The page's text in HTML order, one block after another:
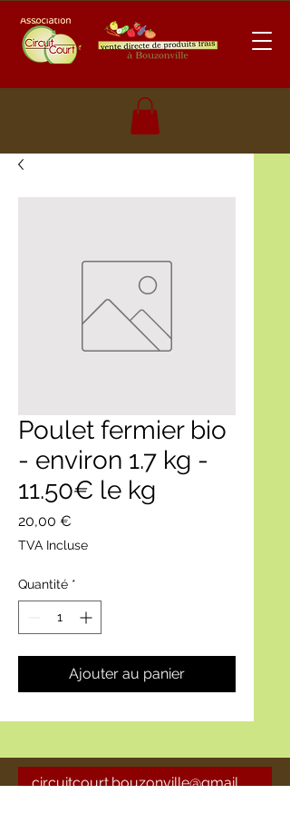
Poulet fermier bio
- environ 1.7 kg -
11.50€ le kg
20,00 €
TVA Incluse
Quantité *
Ajouter au panier
circuitcourt.bouzonville@gmail